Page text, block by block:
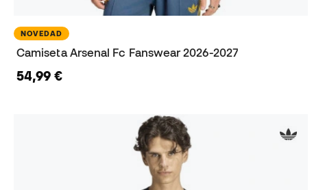
NOVEDAD
Camiseta Arsenal Fc Fanswear 2026-2027
54,99 €